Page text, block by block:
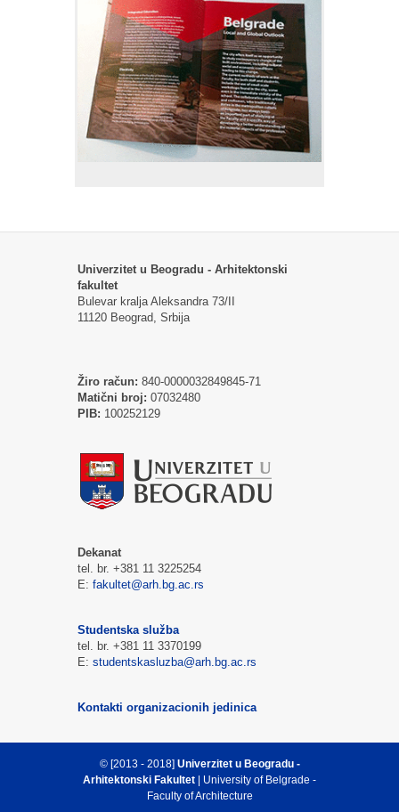
Univerzitet u Beogradu - Arhitektonski
fakultet
Bulevar kralja Aleksandra 73/II
11120 Beograd, Srbija
Žiro račun: 840-0000032849845-71
Matični broj: 07032480
PIB: 100252129
Dekanat
tel. br. +381 11 3225254
E: fakultet@arh.bg.ac.rs
Studentska služba
tel. br. +381 11 3370199
E: studentskasluzba@arh.bg.ac.rs
Kontakti organizacionih jedinica
© [2013 - 2018] Univerzitet u Beogradu -
Arhitektonski Fakultet | University of Belgrade -
Faculty of Architecture